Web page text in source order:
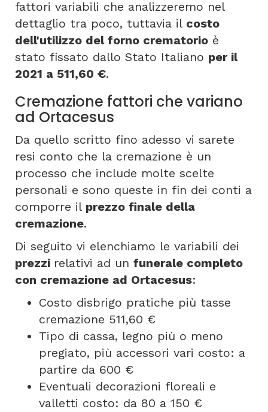
fattori variabili che analizzeremo nel
dettaglio tra poco, tuttavia il costo
dell'utilizzo del forno crematorio è
stato fissato dallo Stato Italiano per il
2021 a 511,60 €.
Cremazione fattori che variano
ad Ortacesus
Da quello scritto fino adesso vi sarete
resi conto che la cremazione è un
processo che include molte scelte
personali e sono queste in fin dei conti a
comporre il prezzo finale della
cremazione.
Di seguito vi elenchiamo le variabili dei
prezzi relativi ad un funerale completo
con cremazione ad Ortacesus:
Costo disbrigo pratiche più tasse
cremazione 511,60 €
Tipo di cassa, legno più o meno
pregiato, più accessori vari costo: a
partire da 600 €
Eventuali decorazioni floreali e
valletti costo: da 80 a 150 €